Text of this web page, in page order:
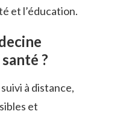
et l’éducation.
?
à distance,
et